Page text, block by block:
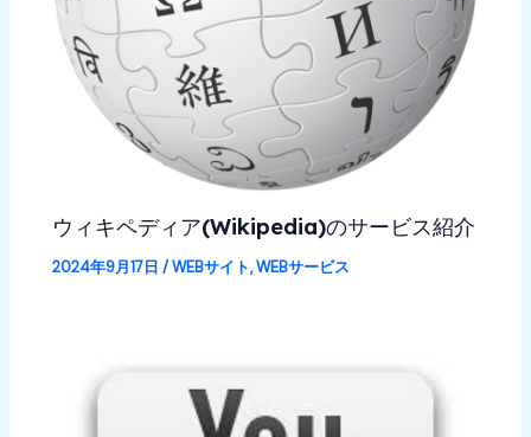
ウィキペディア(Wikipedia)のサービス紹介
2024年9月17日/WEBサイト,WEBサービス